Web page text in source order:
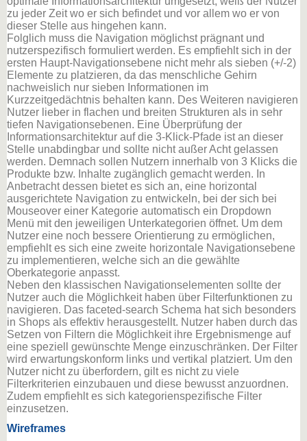
zu jeder Zeit wo er sich befindet und vor allem wo er von
dieser Stelle aus hingehen kann.
Folglich muss die Navigation möglichst prägnant und
nutzerspezifisch formuliert werden. Es empfiehlt sich in der
ersten Haupt-Navigationsebene nicht mehr als sieben (+/-2)
Elemente zu platzieren, da das menschliche Gehirn
nachweislich nur sieben Informationen im
Kurzzeitgedächtnis behalten kann. Des Weiteren navigieren
Nutzer lieber in flachen und breiten Strukturen als in sehr
tiefen Navigationsebenen. Eine Überprüfung der
Informationsarchitektur auf die 3-Klick-Pfade ist an dieser
Stelle unabdingbar und sollte nicht außer Acht gelassen
werden. Demnach sollen Nutzern innerhalb von 3 Klicks die
Produkte bzw. Inhalte zugänglich gemacht werden. In
Anbetracht dessen bietet es sich an, eine horizontal
ausgerichtete Navigation zu entwickeln, bei der sich bei
Mouseover einer Kategorie automatisch ein Dropdown
Menü mit den jeweiligen Unterkategorien öffnet. Um dem
Nutzer eine noch bessere Orientierung zu ermöglichen,
empfiehlt es sich eine zweite horizontale Navigationsebene
zu implementieren, welche sich an die gewählte
Oberkategorie anpasst.
Neben den klassischen Navigationselementen sollte der
Nutzer auch die Möglichkeit haben über Filterfunktionen zu
navigieren. Das faceted-search Schema hat sich besonders
in Shops als effektiv herausgestellt. Nutzer haben durch das
Setzen von Filtern die Möglichkeit ihre Ergebnismenge auf
eine speziell gewünschte Menge einzuschränken. Der Filter
wird erwartungskonform links und vertikal platziert. Um den
Nutzer nicht zu überfordern, gilt es nicht zu viele
Filterkriterien einzubauen und diese bewusst anzuordnen.
Zudem empfiehlt es sich kategorienspezifische Filter
einzusetzen.
Wireframes